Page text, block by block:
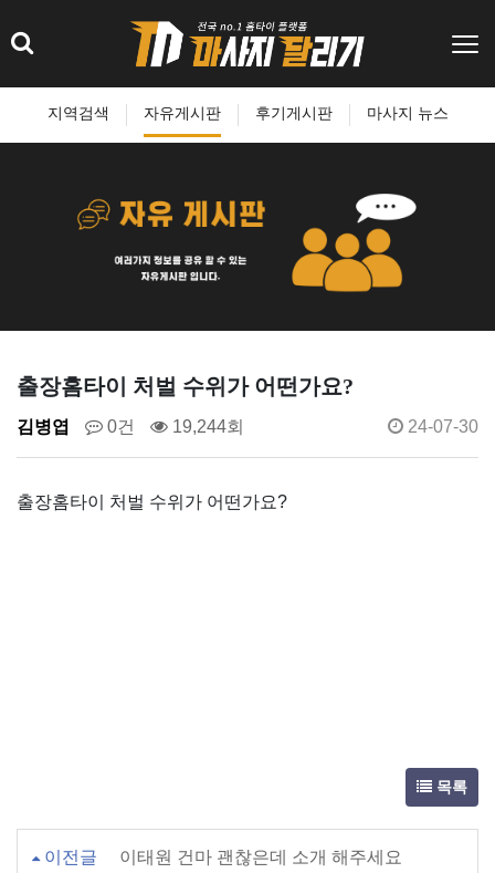
지역검색 자유게시판 후기게시판 마사지 뉴스
출장홈타이 처벌 수위가 어떤가요?
김병엽 0건 19,244회 24-07-30
출장홈타이 처벌 수위가 어떤가요?
목록
이전글
이태원 건마 괜찮은데 소개 해주세요